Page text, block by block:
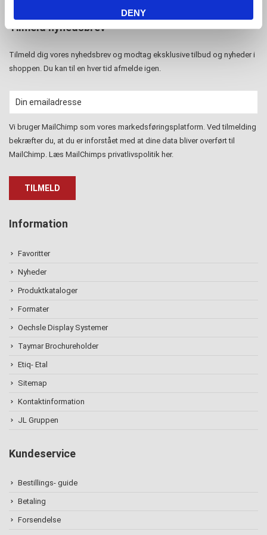
DENY
Tilmeld nyhedsbrev
Tilmeld dig vores nyhedsbrev og modtag eksklusive tilbud og nyheder i
shoppen. Du kan til en hver tid afmelde igen.
Vi bruger MailChimp som vores markedsføringsplatform. Ved tilmelding
bekræfter du, at du er inforstået med at dine data bliver overført til
MailChimp. Læs MailChimps privatlivspolitik her.
Information
Favoritter
Nyheder
Produktkataloger
Formater
Oechsle Display Systemer
Taymar Brochureholder
Etiq- Etal
Sitemap
Kontaktinformation
JL Gruppen
Kundeservice
Bestillings- guide
Betaling
Forsendelse